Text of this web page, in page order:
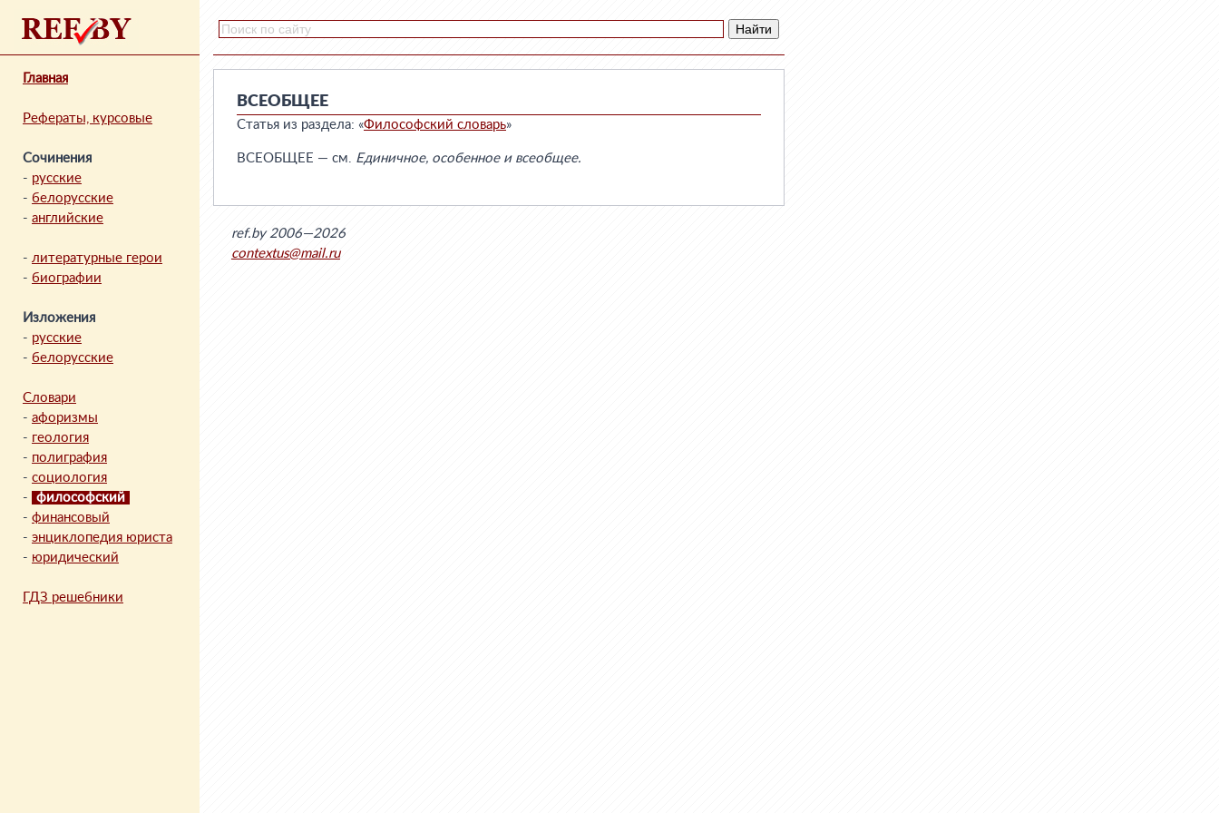
Главная
Рефераты, курсовые
Сочинения
- русские
- белорусские
- английские
- литературные герои
- биографии
Изложения
- русские
- белорусские
Словари
- афоризмы
- геология
- полиграфия
- социология
-
философский
- финансовый
- энциклопедия юриста
- юридический
ГДЗ решебники
ВСЕОБЩЕЕ
Статья из раздела: «Философский словарь»
ВСЕОБЩЕЕ — см. Единичное, особенное и всеобщее.
ref.by 2006—2026
contextus@mail.ru